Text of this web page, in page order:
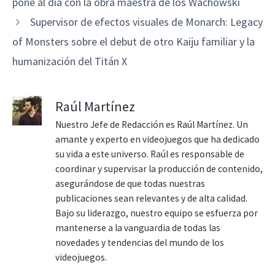
Supervisor de efectos visuales de Monarch: Legacy
of Monsters sobre el debut de otro Kaiju familiar y la
humanización del Titán X
Raúl Martínez
Nuestro Jefe de Redacción es Raúl Martínez. Un
amante y experto en videojuegos que ha dedicado
su vida a este universo. Raúl es responsable de
coordinar y supervisar la producción de contenido,
asegurándose de que todas nuestras
publicaciones sean relevantes y de alta calidad.
Bajo su liderazgo, nuestro equipo se esfuerza por
mantenerse a la vanguardia de todas las
novedades y tendencias del mundo de los
videojuegos.